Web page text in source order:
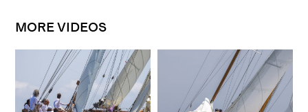
MORE VIDEOS